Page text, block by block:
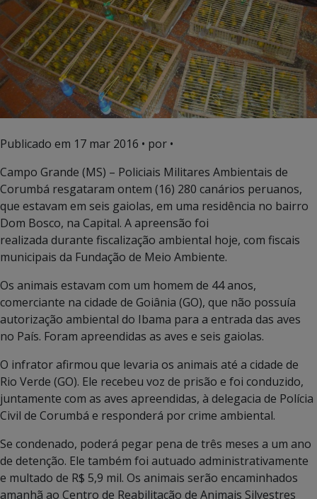
Publicado em 17 mar 2016 • por •
Campo Grande (MS) – Policiais Militares Ambientais de
Corumbá resgataram ontem (16) 280 canários peruanos,
que estavam em seis gaiolas, em uma residência no bairro
Dom Bosco, na Capital. A apreensão foi
realizada durante fiscalização ambiental hoje, com fiscais
municipais da Fundação de Meio Ambiente.
Os animais estavam com um homem de 44 anos,
comerciante na cidade de Goiânia (GO), que não possuía
autorização ambiental do Ibama para a entrada das aves
no País. Foram apreendidas as aves e seis gaiolas.
O infrator afirmou que levaria os animais até a cidade de
Rio Verde (GO). Ele recebeu voz de prisão e foi conduzido,
juntamente com as aves apreendidas, à delegacia de Polícia
Civil de Corumbá e responderá por crime ambiental.
Se condenado, poderá pegar pena de três meses a um ano
de detenção. Ele também foi autuado administrativamente
e multado de R$ 5,9 mil. Os animais serão encaminhados
amanhã ao Centro de Reabilitação de Animais Silvestres